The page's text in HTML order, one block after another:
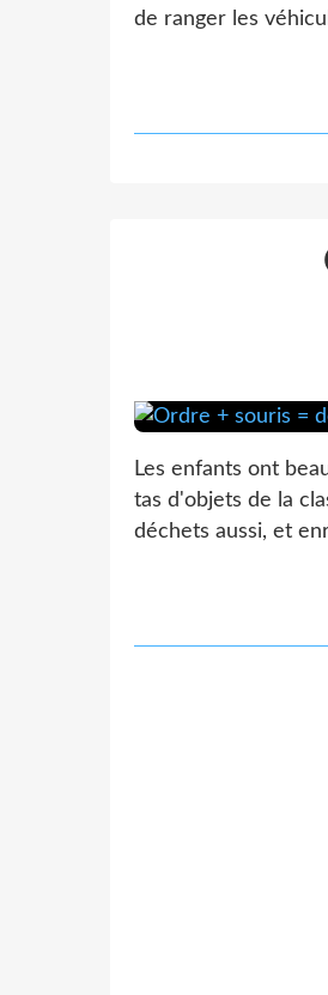
de ranger les
Les enfants ont
tas d'objets de la
déchets aussi, et